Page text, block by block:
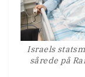
Israels
sårede på